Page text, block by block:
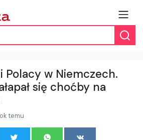
Polacy w Niemczech.
się choćby na
temu